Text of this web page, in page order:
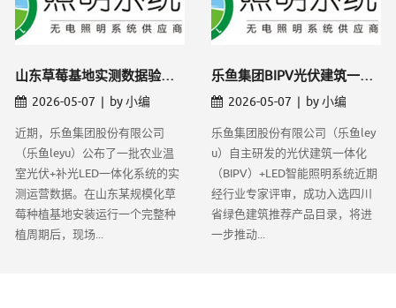
​山东草莓基地实测数据验证——乐鱼LEY
2026-05-07 | by 小编
近期，乐鱼集团股份有限公司
（乐鱼leyu）公布了一批农业温
室光伏+补光LED一体化系统的实
测运营数据。在山东某规模化草
莓种植基地安装运行一个完整种
植周期后，现场...
乐鱼集团BIPV光伏建筑一体化方案入选四
2026-05-07 | by 小编
乐鱼集团股份有限公司（乐鱼ley
u）自主研发的光伏建筑一体化
（BIPV）+LED智能照明系统近期
经行业专家评审，成功入选四川
省绿色建筑推荐产品目录，将进
一步推动...